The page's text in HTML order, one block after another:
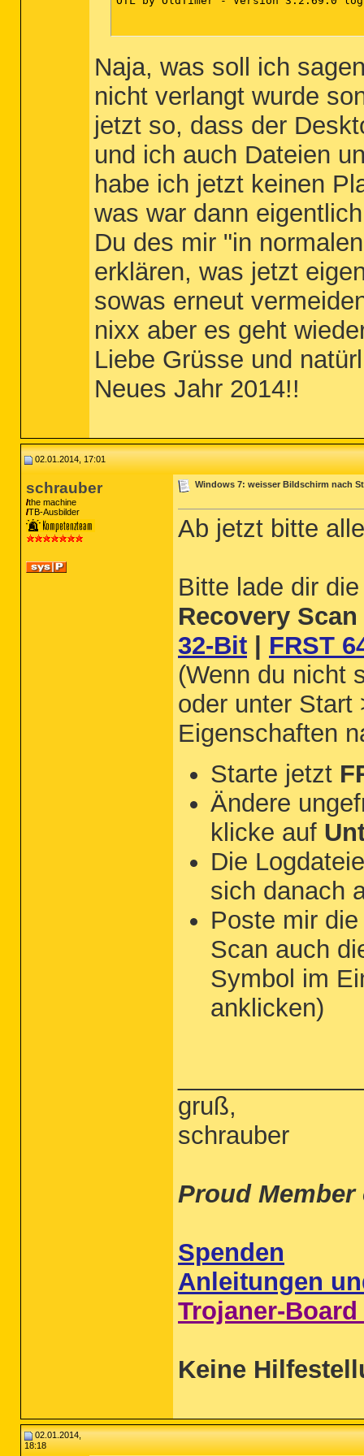
Naja, was soll ich
nicht verlangt wurde
jetzt so, dass der
und ich auch Dateien
habe ich jetzt keinen
was war dann
Du des mir "in
erklären, was jetzt
sowas erneut
nixx aber es geht
Liebe Grüsse und
Neues Jahr 2014!!
02.01.2014, 17:01
schrauber
the machine
TB-Ausbilder
Windows 7: weisser Bildschirm nach
Ab jetzt bitte
Bitte lade dir
Recovery
32-Bit
FRST
(Wenn du nicht
oder unter Start
Eigenschaften
Starte jetzt
Ändere
klicke auf
Die
sich danach
Poste mir
Scan auch
Symbol im
anklicken)
gruß,
schrauber
Proud Member
Spenden
Anleitungen
Trojaner-
Keine
02.01.2014,
18:18